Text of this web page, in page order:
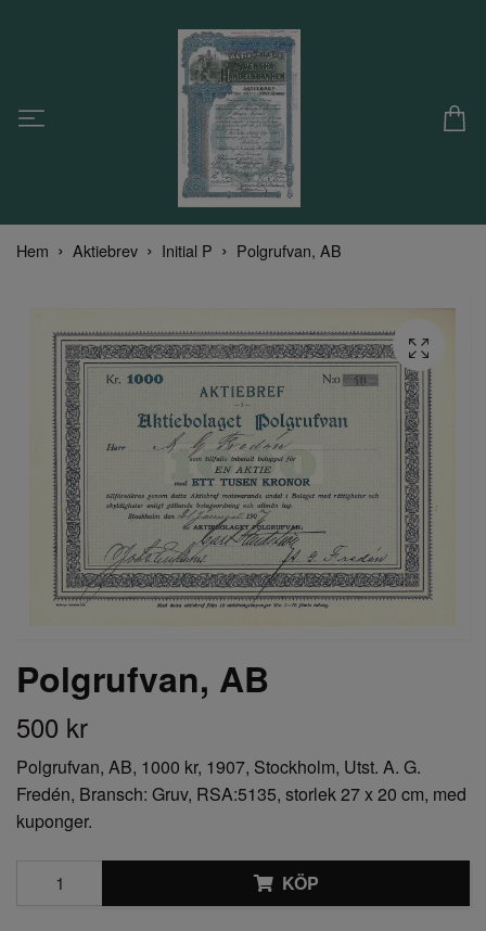
Hem Aktiebrev Initial P Polgrufvan, AB
Polgrufvan, AB
500 kr
Polgrufvan, AB, 1000 kr, 1907, Stockholm, Utst. A. G.
Fredén, Bransch: Gruv, RSA:5135, storlek 27 x 20 cm, med
kuponger.
KÖP